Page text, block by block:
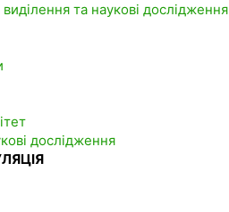
та наукові дослідження
дослідження